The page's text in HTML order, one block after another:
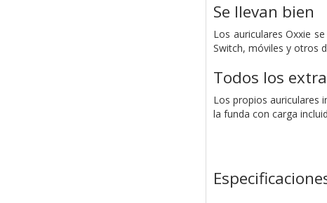
Se llevan bien
Los auriculares Oxxie
Switch, móviles y otros
Todos los
Los propios auriculares
la funda con carga